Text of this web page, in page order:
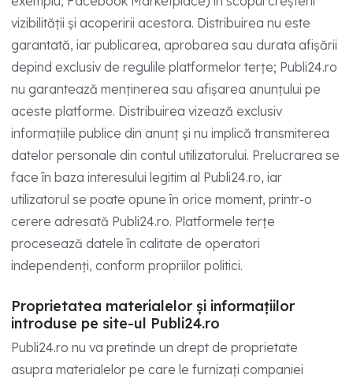
vizibilității și acoperirii acestora. Distribuirea nu este
garantată, iar publicarea, aprobarea sau durata afișării
depind exclusiv de regulile platformelor terțe; Publi24.ro
nu garantează menținerea sau afișarea anunțului pe
aceste platforme. Distribuirea vizează exclusiv
informațiile publice din anunț și nu implică transmiterea
datelor personale din contul utilizatorului. Prelucrarea se
face în baza interesului legitim al Publi24.ro, iar
utilizatorul se poate opune în orice moment, printr-o
cerere adresată Publi24.ro. Platformele terțe
procesează datele în calitate de operatori
independenți, conform propriilor politici.
Proprietatea materialelor și informațiilor
introduse pe site-ul Publi24.ro
Publi24.ro nu va pretinde un drept de proprietate
asupra materialelor pe care le furnizați companiei